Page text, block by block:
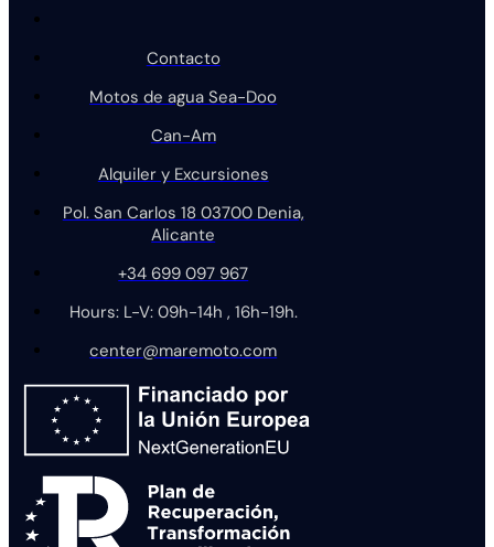
Contacto
Motos de agua Sea-Doo
Can-Am
Alquiler y Excursiones
Pol. San Carlos 18 03700 Denia,
Alicante
+34 699 097 967
Hours: L-V: 09h-14h , 16h-19h.
center@maremoto.com